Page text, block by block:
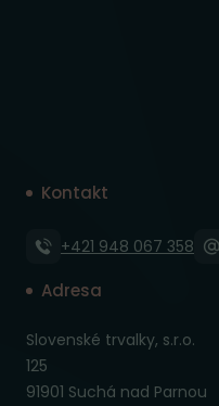
Kontakt
+421 948 067 358
Adresa
Slovenské trvalky, s.r.o.
125
91901 Suchá nad Parnou